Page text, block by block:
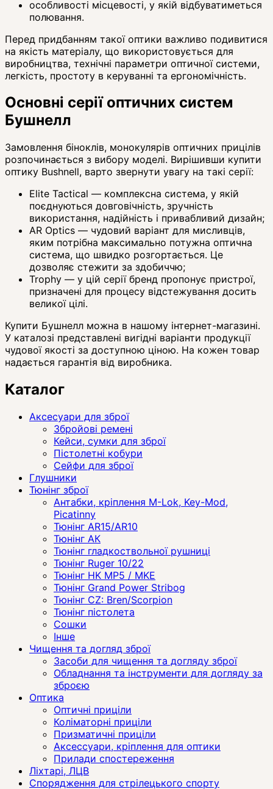
особливості місцевості, у якій відбуватиметься
полювання.
Перед придбанням такої оптики важливо подивитися
на якість матеріалу, що використовується для
виробництва, технічні параметри оптичної системи,
легкість, простоту в керуванні та ергономічність.
Основні серії оптичних систем
Бушнелл
Замовлення біноклів, монокулярів оптичних прицілів
розпочинається з вибору моделі. Вирішивши купити
оптику Bushnell, варто звернути увагу на такі серії:
Elite Tactical — комплексна система, у якій
поєднуються довговічність, зручність
використання, надійність і привабливий дизайн;
AR Optics — чудовий варіант для мисливців,
яким потрібна максимально потужна оптична
система, що швидко розгортається. Це
дозволяє стежити за здобиччю;
Trophy — у цій серії бренд пропонує пристрої,
призначені для процесу відстежування досить
великої цілі.
Купити Бушнелл можна в нашому інтернет-магазині.
У каталозі представлені вигідні варіанти продукції
чудової якості за доступною ціною. На кожен товар
надається гарантія від виробника.
Каталог
Аксесуари для зброї
Збройові ремені
Кейси, сумки для зброї
Пістолетні кобури
Сейфи для зброї
Глушники
Тюнінг зброї
Антабки, кріплення M-Lok, Key-Mod,
Picatinny
Тюнінг AR15/AR10
Тюнінг АК
Тюнінг гладкоствольної рушниці
Тюнінг Ruger 10/22
Тюнінг HK MP5 / MKE
Тюнінг Grand Power Stribog
Тюнінг CZ: Bren/Scorpion
Тюнінг пістолета
Сошки
Інше
Чищення та догляд зброї
Засоби для чищення та догляду зброї
Обладнання та інструменти для догляду за
зброєю
Оптика
Оптичні приціли
Коліматорні приціли
Призматичні приціли
Аксессуари, кріплення для оптики
Прилади спостереження
Ліхтарі, ЛЦВ
Спорядження для стрілецького спорту